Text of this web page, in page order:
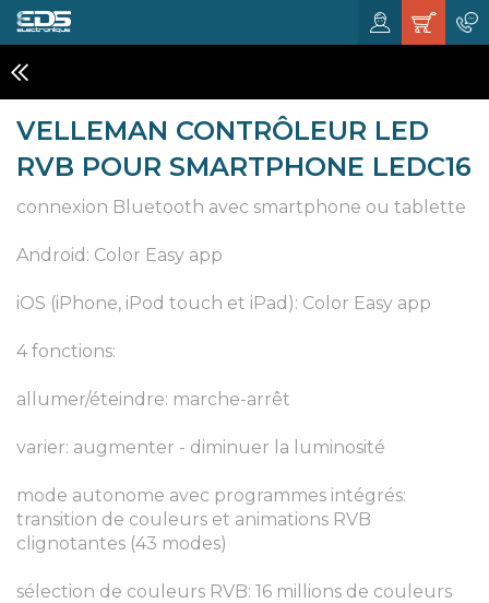
VELLEMAN CONTRÔLEUR LED
RVB POUR SMARTPHONE LEDC16
connexion Bluetooth avec smartphone ou tablette
Android: Color Easy app
iOS (iPhone, iPod touch et iPad): Color Easy app
4 fonctions:
allumer/éteindre: marche-arrêt
varier: augmenter - diminuer la luminosité
mode autonome avec programmes intégrés:
transition de couleurs et animations RVB
clignotantes (43 modes)
sélection de couleurs RVB: 16 millions de couleurs